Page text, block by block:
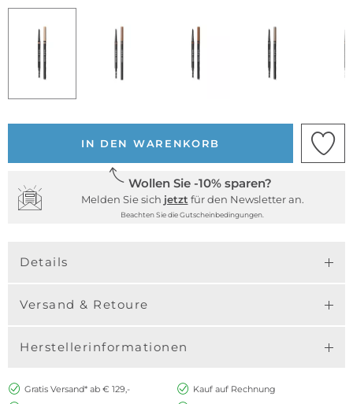
IN DEN WARENKORB
Wollen Sie -10% sparen?
Melden Sie sich jetzt für den Newsletter an.
Beachten Sie die Gutscheinbedingungen.
Details
Versand & Retoure
Herstellerinformationen
Gratis Versand* ab € 129,-
Kauf auf Rechnung